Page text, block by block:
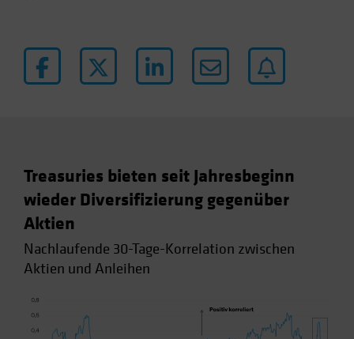
Japan - 日本
Latin America
Norway
Other Asia-Pacific
Poland
Portugal
Spain
Treasuries bieten seit Jahresbeginn
wieder Diversifizierung gegenüber
Aktien
Nachlaufende 30-Tage-Korrelation zwischen
Aktien und Anleihen